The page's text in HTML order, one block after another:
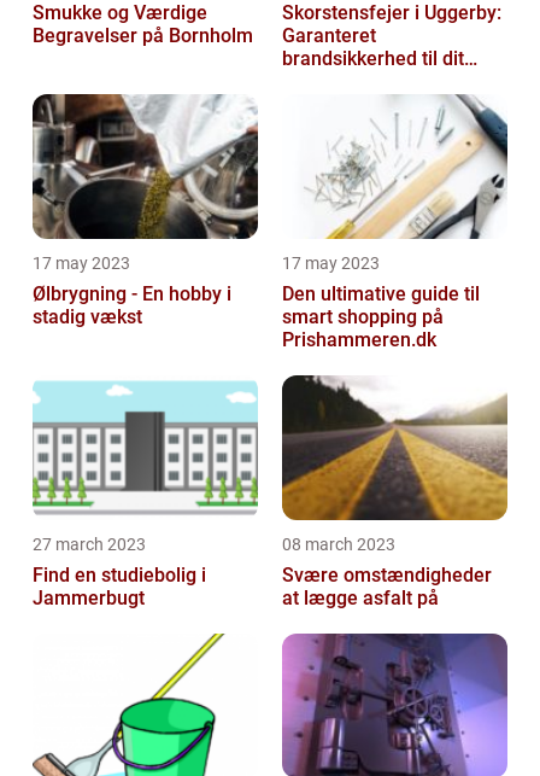
Smukke og Værdige
Begravelser på Bornholm
Skorstensfejer i Uggerby:
Garanteret
brandsikkerhed til dit
17 may 2023
Ølbrygning - En hobby i
stadig vækst
17 may 2023
Den ultimative guide til
smart shopping på
Prishammeren.dk
27 march 2023
Find en studiebolig i
Jammerbugt
08 march 2023
Svære omstændigheder
at lægge asfalt på